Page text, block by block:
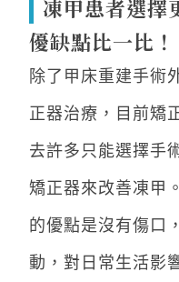
凍甲患者選擇
優缺點比一比！
除了甲床重建手術
正器治療，目前矯
去許多只能選擇手
矯正器來改善凍甲
的優點是沒有傷口
動，對日常生活影